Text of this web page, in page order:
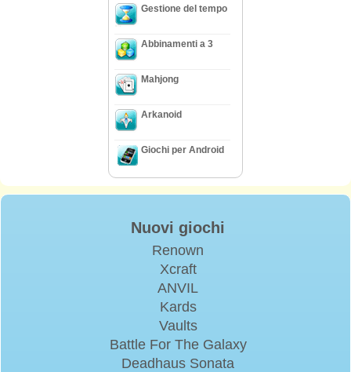
Gestione del tempo
Abbinamenti a 3
Mahjong
Arkanoid
Giochi per Android
Nuovi giochi
Renown
Xcraft
ANVIL
Kards
Vaults
Battle For The Galaxy
Deadhaus Sonata